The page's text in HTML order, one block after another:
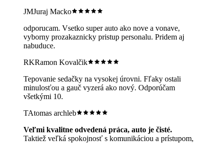
JMJuraj Macko
odporucam. Vsetko super auto ako nove a vonave,
vyborny prozakaznicky pristup personalu. Pridem aj
nabuduce.
RKRamon Kovalčik
Tepovanie sedačky na vysokej úrovni. Fľaky ostali
minulosťou a gauč vyzerá ako nový. Odporúčam
všetkými 10.
TAtomas archleb
Veľmi kvalitne odvedená práca, auto je čisté.
Taktiež veľká spokojnosť s komunikáciou a prístupom,